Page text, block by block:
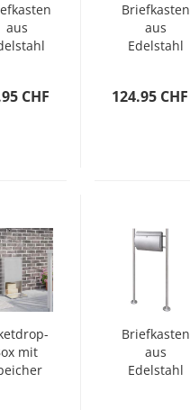
aus
CHF
Briefkasten
aus
Edelstahl
124.95 CHF
mit
Briefkasten
aus
Edelstahl